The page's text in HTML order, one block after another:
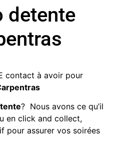
detente
contact à avoir pour
? Nous avons ce qu’il
en click and collect,
pour assurer vos soirées